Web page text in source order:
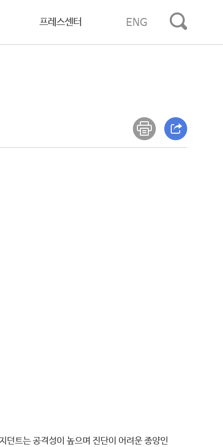
프레스센터 ENG
트는 공격성이 높으며 진단이 어려운 종양인